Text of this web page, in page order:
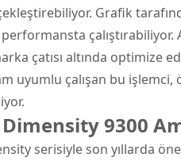
Grafik
çalıştırabiliyor.
çatısı altında optimize
uyumlu çalışan bu işlemci,
9300
serisiyle son yıllarda